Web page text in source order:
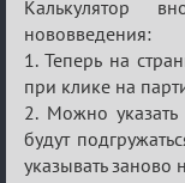
Re:
Калькулятор
Лиги
Калькулятор
нововведения:
1. Теперь на
при клике на
2. Можно
будут
указывать заново